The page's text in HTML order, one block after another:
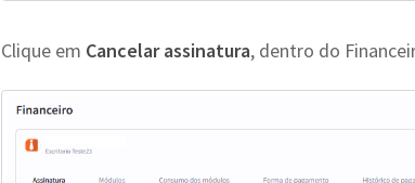
Clique em Cancelar assinatura, dentro do